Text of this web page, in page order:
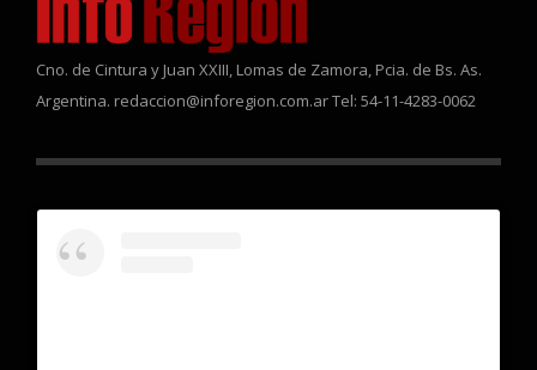
Cno. de Cintura y Juan XXIII, Lomas de Zamora, Pcia. de Bs. As.
Argentina. redaccion@inforegion.com.ar Tel: 54-11-4283-0062